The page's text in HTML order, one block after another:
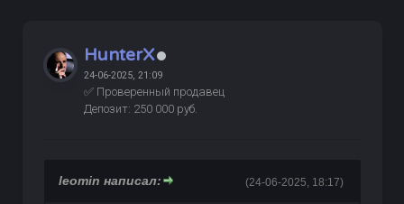
HunterX
24-06-2025, 21:09
✅ Проверенный продавец
Депозит: 250 000 руб.
(24-06-2025, 18:17)
leomin написал: